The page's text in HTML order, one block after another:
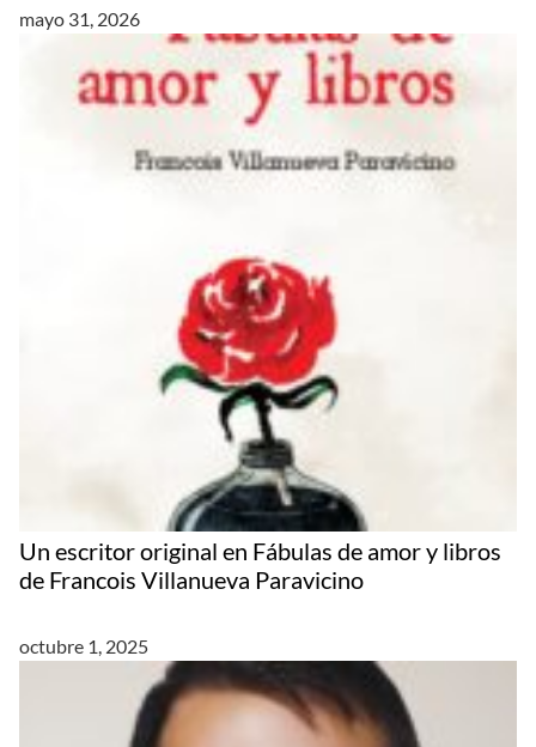
mayo 31, 2026
Un escritor original en Fábulas de amor y libros
de Francois Villanueva Paravicino
octubre 1, 2025